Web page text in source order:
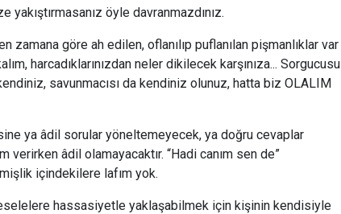
öyle davranmazdınız.
göre ah edilen, oflanılıp puflanılan pişmanlıklar var
harcadıklarınızdan neler dikilecek karşınıza... Sorgucusu
savunmacısı da kendiniz olunuz, hatta biz OLALIM
âdil sorular yöneltemeyecek, ya doğru cevaplar
verirken âdil olamayacaktır. “Hadi canım sen de”
içindekilere lafım yok.
hassasiyetle yaklaşabilmek için kişinin kendisiyle